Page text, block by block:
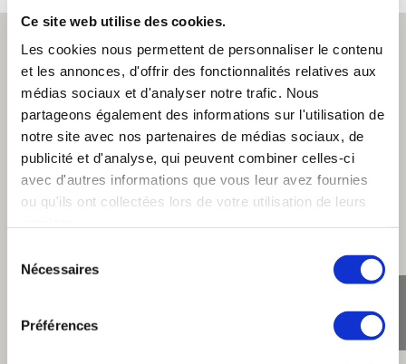
Ce site web utilise des cookies.
Les cookies nous permettent de personnaliser le contenu
et les annonces, d'offrir des fonctionnalités relatives aux
médias sociaux et d'analyser notre trafic. Nous
partageons également des informations sur l'utilisation de
notre site avec nos partenaires de médias sociaux, de
publicité et d'analyse, qui peuvent combiner celles-ci
avec d'autres informations que vous leur avez fournies
ou qu'ils ont collectées lors de votre utilisation de leurs
Nécessaires
Préférences